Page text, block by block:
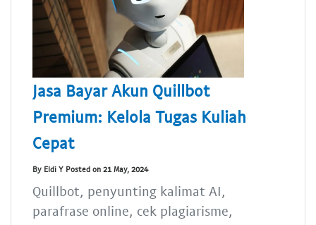
Jasa Bayar Akun Quillbot
Premium: Kelola Tugas Kuliah
Cepat
By Eldi Y Posted on 21 May, 2024
Quillbot, penyunting kalimat AI,
parafrase online, cek plagiarisme,